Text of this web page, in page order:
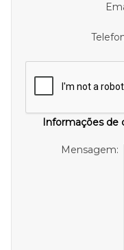
Informações de
Mensagem: